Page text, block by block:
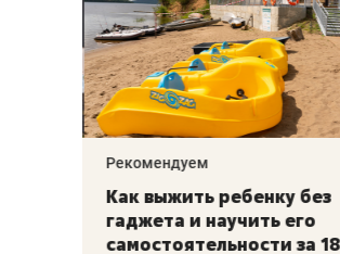
Рекомендуем
Как выжить ребенку без
гаджета и научить его
самостоятельности за 18